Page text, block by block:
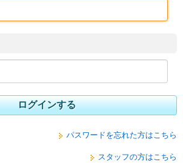
ログインする
パスワードを忘れた方はこちら
スタッフの方はこちら